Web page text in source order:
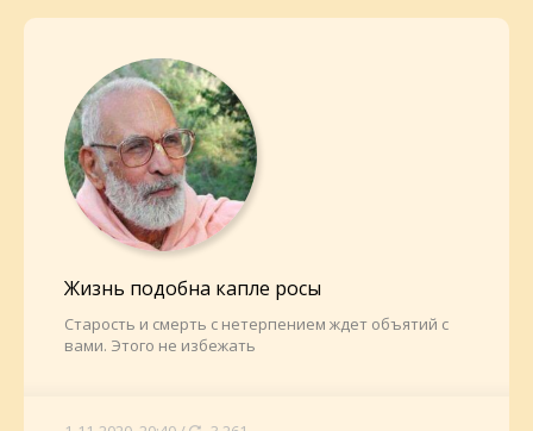
Жизнь подобна капле росы
Старость и смерть с нетерпением ждет объятий с
вами. Этого не избежать